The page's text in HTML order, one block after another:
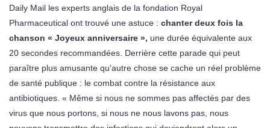
Daily Mail les experts anglais de la fondation Royal
Pharmaceutical ont trouvé une astuce : chanter deux fois la
chanson « Joyeux anniversaire », une durée équivalente aux
20 secondes recommandées. Derrière cette parade qui peut
paraître plus amusante qu’autre chose se cache un réel problème
de santé publique : le combat contre la résistance aux
antibiotiques. « Même si nous ne sommes pas affectés par des
virus que nous portons, si nous ne nous lavons pas, nous